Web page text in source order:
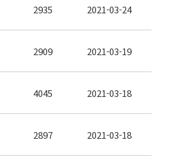
2935 2021-03-24
2909 2021-03-19
4045 2021-03-18
2897 2021-03-18